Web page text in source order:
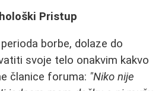
Pristup
borbe, dolaze do
svoje telo onakvim kakvo
članice foruma: "Niko nije